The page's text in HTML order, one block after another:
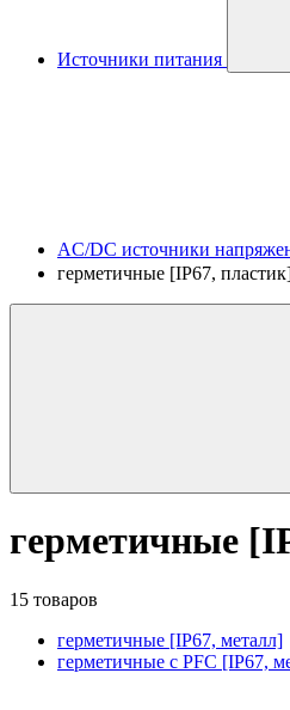
Источники питания
AC/DC источники
герметичные [IP67,
герметичные
15 товаров
герметичные [IP67, металл]
герметичные с PFC [IP67,